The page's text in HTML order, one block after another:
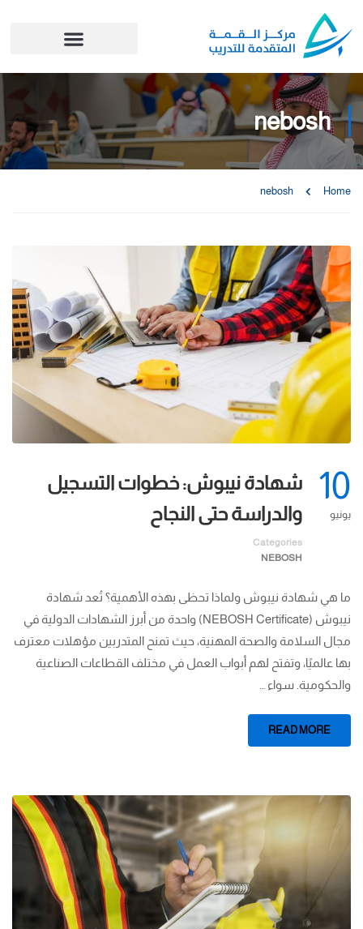
nebosh
Home
nebosh
10
يونيو
شهادة نيبوش: خطوات التسجيل
والدراسة حتى النجاح
Categories
NEBOSH
ما هي شهادة نيبوش ولماذا تحظى بهذه الأهمية؟ تُعد شهادة
نيبوش (NEBOSH Certificate) واحدة من أبرز الشهادات الدولية في
مجال السلامة والصحة المهنية، حيث تمنح المتدربين مؤهلات معترف
بها عالميًا، وتفتح لهم أبواب العمل في مختلف القطاعات الصناعية
والحكومية. سواء …
READ MORE